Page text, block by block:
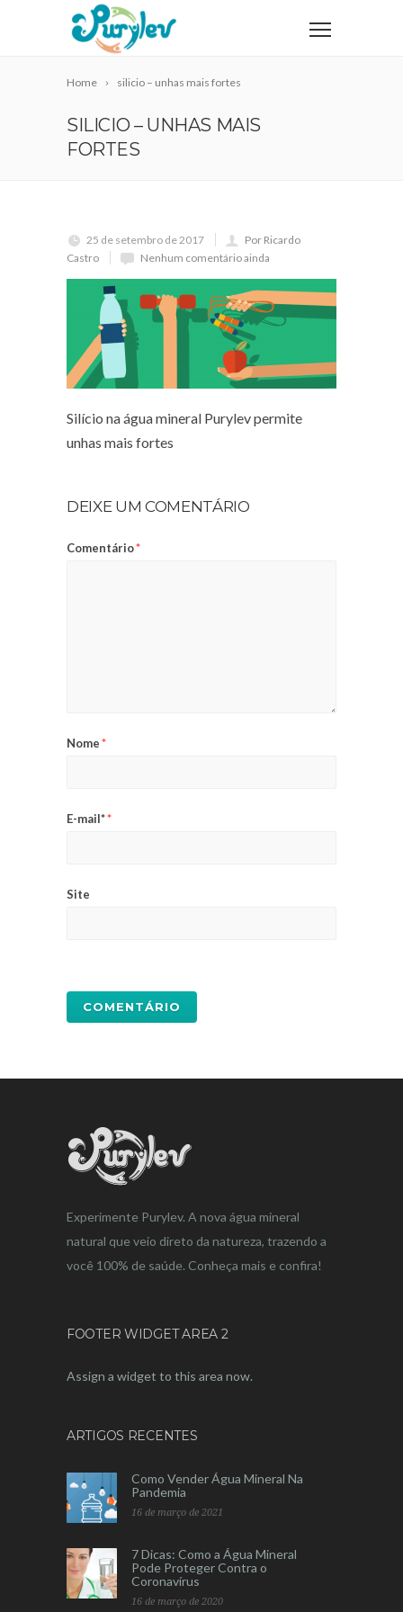
Home silicio – unhas mais fortes
SILICIO – UNHAS MAIS
FORTES
25 de setembro de 2017
Por Ricardo
Castro
Nenhum comentário ainda
Silício na água mineral Purylev permite
unhas mais fortes
DEIXE UM COMENTÁRIO
Comentário*
Nome*
E-mail**
Site
Experimente Purylev. A nova água mineral
natural que veio direto da natureza, trazendo a
você 100% de saúde. Conheça mais e confira!
FOOTER WIDGET AREA 2
Assign a widget to this area now.
ARTIGOS RECENTES
Como Vender Água Mineral Na
Pandemia
16 de março de 2021
7 Dicas: Como a Água Mineral
Pode Proteger Contra o
Coronavírus
16 de março de 2020